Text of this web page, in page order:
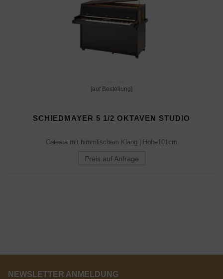
[auf Bestellung]
SCHIEDMAYER 5 1/2 OKTAVEN STUDIO
Celesta mit himmlischem Klang | Höhe101cm
Preis auf Anfrage
NEWSLETTER ANMELDUNG